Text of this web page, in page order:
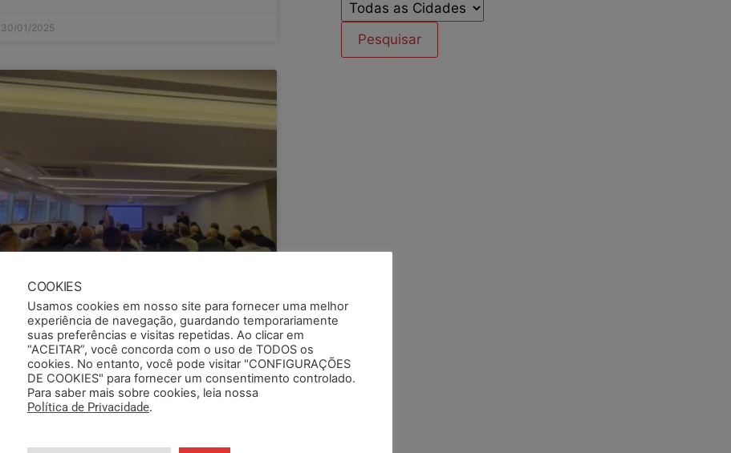
30/01/2025
COOKIES
Usamos cookies em nosso site para fornecer uma melhor
experiência de navegação, guardando temporariamente
suas preferências e visitas repetidas. Ao clicar em
“ACEITAR”, você concorda com o uso de TODOS os
cookies. No entanto, você pode visitar "CONFIGURAÇÕES
DE COOKIES" para fornecer um consentimento controlado.
Para saber mais sobre cookies, leia nossa
Política de Privacidade.